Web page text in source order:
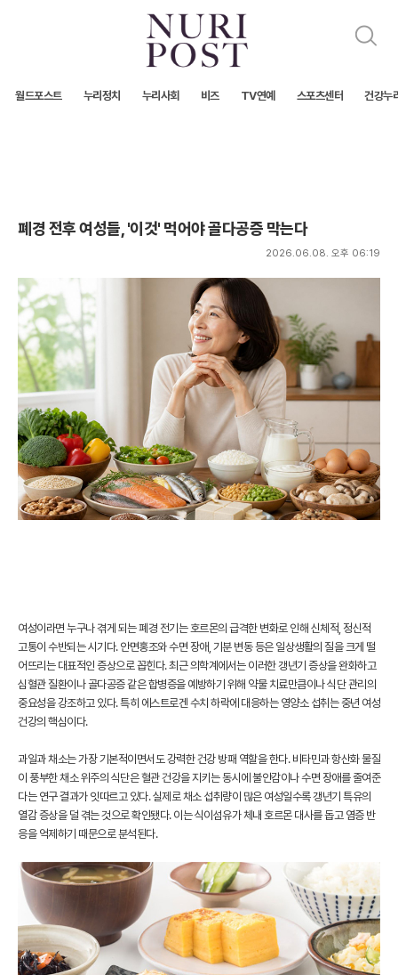
검
월드포스트 누리정치 누리사회 비즈 TV연예 스포츠센터 건강누
폐경 전후 여성들, '이것' 먹어야 골다공증 막는다
2026.06.08. 오후 06:19
여성이라면 누구나 겪게 되는 폐경 전기는 호르몬의 급격한 변화로 인해 신체적, 정신적
고통이 수반되는 시기다. 안면홍조와 수면 장애, 기분 변동 등은 일상생활의 질을 크게 떨
어뜨리는 대표적인 증상으로 꼽힌다. 최근 의학계에서는 이러한 갱년기 증상을 완화하고
심혈관 질환이나 골다공증 같은 합병증을 예방하기 위해 약물 치료만큼이나 식단 관리의
중요성을 강조하고 있다. 특히 에스트로겐 수치 하락에 대응하는 영양소 섭취는 중년 여성
건강의 핵심이다.
과일과 채소는 가장 기본적이면서도 강력한 건강 방패 역할을 한다. 비타민과 항산화 물질
이 풍부한 채소 위주의 식단은 혈관 건강을 지키는 동시에 불안감이나 수면 장애를 줄여준
다는 연구 결과가 잇따르고 있다. 실제로 채소 섭취량이 많은 여성일수록 갱년기 특유의
열감 증상을 덜 겪는 것으로 확인됐다. 이는 식이섬유가 체내 호르몬 대사를 돕고 염증 반
응을 억제하기 때문으로 분석된다.